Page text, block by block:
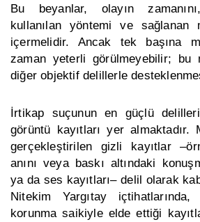
Bu beyanlar, olayın
kullanılan yöntemi ve sağlanan
içermelidir. Ancak tek başına
zaman yeterli görülmeyebilir; bu
diğer objektif delillerle
İrtikap suçunun en güçlü
görüntü kayıtları yer almaktadır.
gerçekleştirilen gizli kayıtlar
anını veya baskı altındaki
ya da ses kayıtları– delil olarak
Nitekim Yargıtay
korunma saikiyle elde ettiği